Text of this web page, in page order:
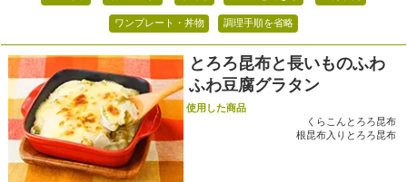
ワンプレート・丼物 調理手順を省略
とろろ昆布と長いものふわ
ふわ豆腐グラタン
使用した商品
くらこんとろろ昆布
根昆布入りとろろ昆布